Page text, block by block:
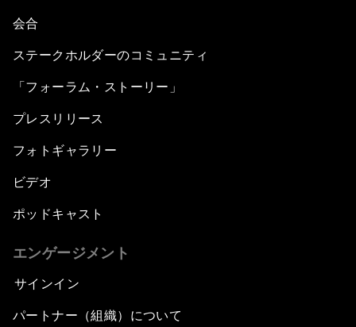
会合
ステークホルダーのコミュニティ
「フォーラム・ストーリー」
プレスリリース
フォトギャラリー
ビデオ
ポッドキャスト
エンゲージメント
サインイン
パートナー（組織）について